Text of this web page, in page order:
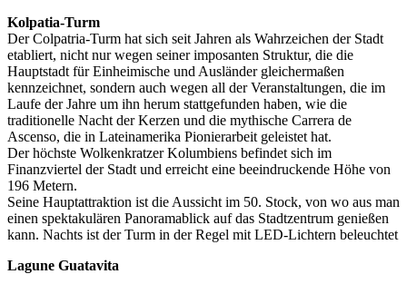
Kolpatia-Turm
Der Colpatria-Turm hat sich seit Jahren als Wahrzeichen der Stadt
etabliert, nicht nur wegen seiner imposanten Struktur, die die
Hauptstadt für Einheimische und Ausländer gleichermaßen
kennzeichnet, sondern auch wegen all der Veranstaltungen, die im
Laufe der Jahre um ihn herum stattgefunden haben, wie die
traditionelle Nacht der Kerzen und die mythische Carrera de
Ascenso, die in Lateinamerika Pionierarbeit geleistet hat.
Der höchste Wolkenkratzer Kolumbiens befindet sich im
Finanzviertel der Stadt und erreicht eine beeindruckende Höhe von
196 Metern.
Seine Hauptattraktion ist die Aussicht im 50. Stock, von wo aus man
einen spektakulären Panoramablick auf das Stadtzentrum genießen
kann. Nachts ist der Turm in der Regel mit LED-Lichtern beleuchtet
Lagune Guatavita